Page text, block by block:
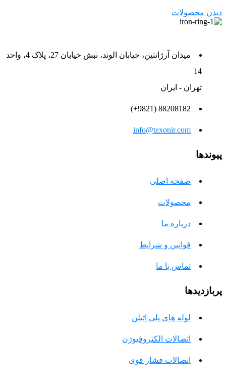
دیدن محصولات
میدان آرژانتین، خیابان الوند، نبش خیابان 27، پلاک 4، واحد
14
تهران - ایران
88208182 (9821+)
info@texonir.com
پیوندها
صفحه اصلی
محصولات
درباره ما
قوانین و شرایط
تماس با ما
پربازدیدها
لوله های پلی اتیلن
اتصالات الکتروفیوژن
اتصالات فشار قوی